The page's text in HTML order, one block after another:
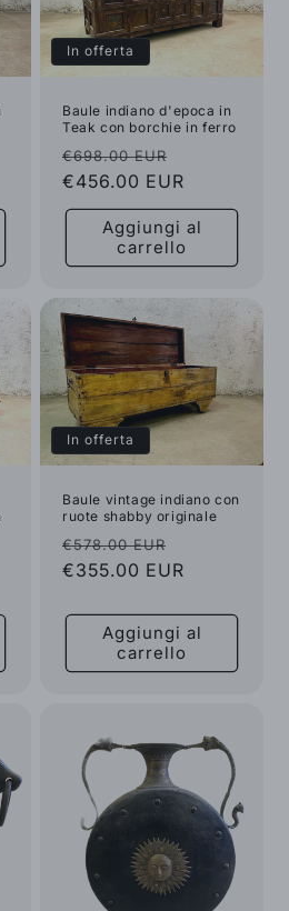
In offerta
Baule indiano d'epoca in
Teak con borchie in ferro
Prezzo
di
listino
€698.00 EUR
scontato
€456.00 EUR
Aggiungi al
carrello
In offerta
Baule vintage indiano con
ruote shabby originale
Prezzo
di
€578.00 EUR
scontato
€355.00 EUR
Aggiungi al
carrello